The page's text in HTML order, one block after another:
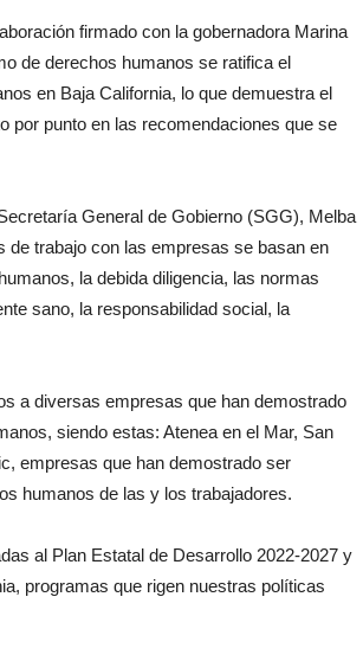
firmado con la gobernadora Marina
de derechos humanos se ratifica el
en Baja California, lo que demuestra el
por punto en las recomendaciones que se
General de Gobierno (SGG), Melba
trabajo con las empresas se basan en
la debida diligencia, las normas
sano, la responsabilidad social, la
a diversas empresas que han demostrado
siendo estas: Atenea en el Mar, San
empresas que han demostrado ser
humanos de las y los trabajadores.
al Plan Estatal de Desarrollo 2022-2027 y
programas que rigen nuestras políticas